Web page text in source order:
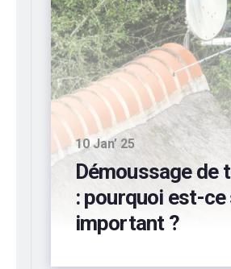
10 Sep’ 24
Entretien de
industriels
préservez votre
bâtiment !